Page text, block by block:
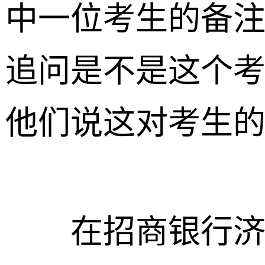
中一位考生的备
追问是不是这个
他们说这对考生
在招商银行济